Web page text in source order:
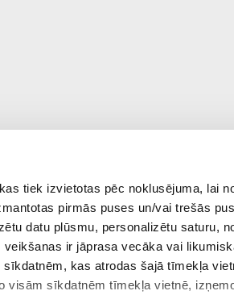
tiek izvietotas pēc noklusējuma, lai
pirmās puses un/vai trešās
datu plūsmu, personalizētu saturu,
ir jāprasa vecāka vai
kas atrodas šajā tīmekļa
visām sīkdatnēm tīmekļa vietnē,